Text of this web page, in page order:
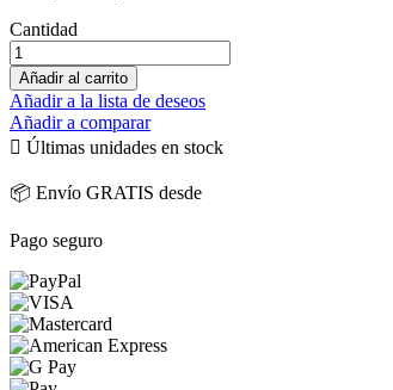
Cantidad
Añadir al carrito
Añadir a la lista de deseos
Añadir a comparar
 Últimas unidades en stock
📦 Envío GRATIS desde
Pago seguro